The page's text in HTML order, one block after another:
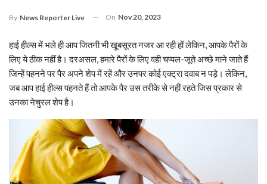
By News Reporter Live On Nov 20, 2023
हाई हील्स में भले ही आप जितनी भी खूबसूरत नजर आ रही हों लेकिन, आपके पैरों के
लिए ये ठीक नहीं है। दरअसल, हमारे पैरों के लिए वही चप्पल-जूते अच्छे माने जाते हैं
जिन्हें पहनने पर पैर अपने शेप में रहें और उनपर कोई एक्ट्रा दवाब न पड़े। लेकिन,
जब आप हाई हील्स पहनते हैं तो आपके पैर उस तरीके से नहीं रहते जिस प्रकार से
उनका नेचुरल शेप है।